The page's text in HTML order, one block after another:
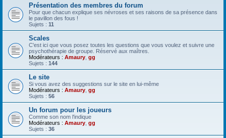
r
Présentation des membres du forum
Pour que chacun explique ses névroses et ses raisons de sa présence dans
le pavillon des fous !
Sujets : 11
Scales
C'est ici que vous posez toutes les questions que vous voulez et suivre une
psychothérapie de groupe. Réservé aux maîtres.
Modérateurs : Amaury gg
Sujets : 144
Le site
Si vous avez des suggestions sur le site en lui-même
Modérateurs : Amaury gg
Sujets : 56
Un forum pour les joueurs
Comme son nom l'indique
Modérateurs : Amaury gg
Sujets : 36